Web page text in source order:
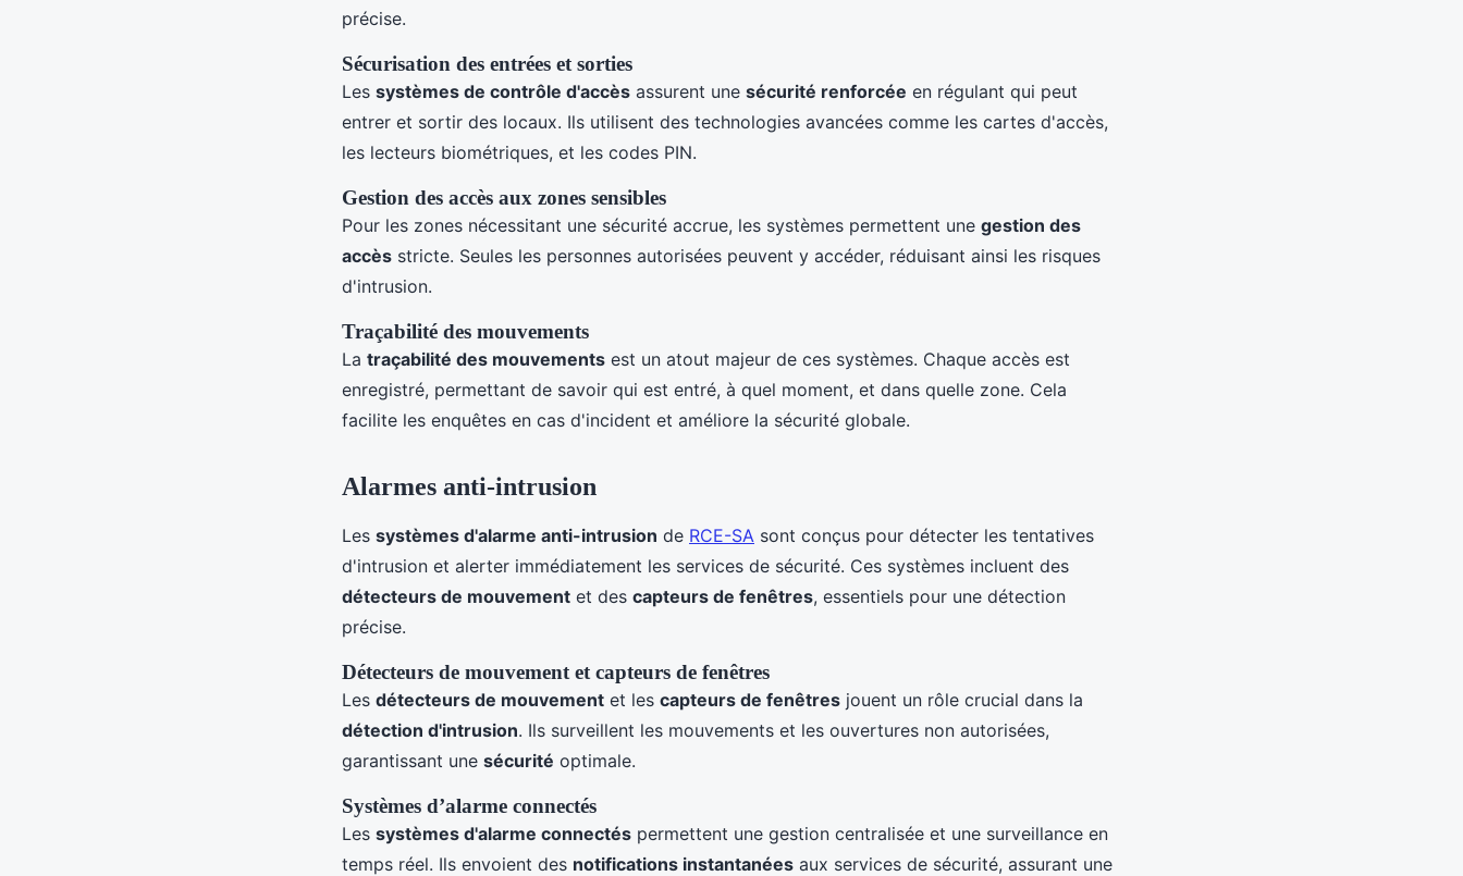
précise.
Sécurisation des entrées et sorties
Les systèmes de contrôle d'accès assurent une sécurité renforcée en régulant qui peut
entrer et sortir des locaux. Ils utilisent des technologies avancées comme les cartes d'accès,
les lecteurs biométriques, et les codes PIN.
Gestion des accès aux zones sensibles
Pour les zones nécessitant une sécurité accrue, les systèmes permettent une gestion des
accès stricte. Seules les personnes autorisées peuvent y accéder, réduisant ainsi les risques
d'intrusion.
Traçabilité des mouvements
La traçabilité des mouvements est un atout majeur de ces systèmes. Chaque accès est
enregistré, permettant de savoir qui est entré, à quel moment, et dans quelle zone. Cela
facilite les enquêtes en cas d'incident et améliore la sécurité globale.
Alarmes anti-intrusion
Les systèmes d'alarme anti-intrusion de RCE-SA sont conçus pour détecter les tentatives
d'intrusion et alerter immédiatement les services de sécurité. Ces systèmes incluent des
détecteurs de mouvement et des capteurs de fenêtres, essentiels pour une détection
précise.
Détecteurs de mouvement et capteurs de fenêtres
Les détecteurs de mouvement et les capteurs de fenêtres jouent un rôle crucial dans la
détection d'intrusion. Ils surveillent les mouvements et les ouvertures non autorisées,
garantissant une sécurité optimale.
Systèmes d’alarme connectés
Les systèmes d'alarme connectés permettent une gestion centralisée et une surveillance en
temps réel. Ils envoient des notifications instantanées aux services de sécurité, assurant une